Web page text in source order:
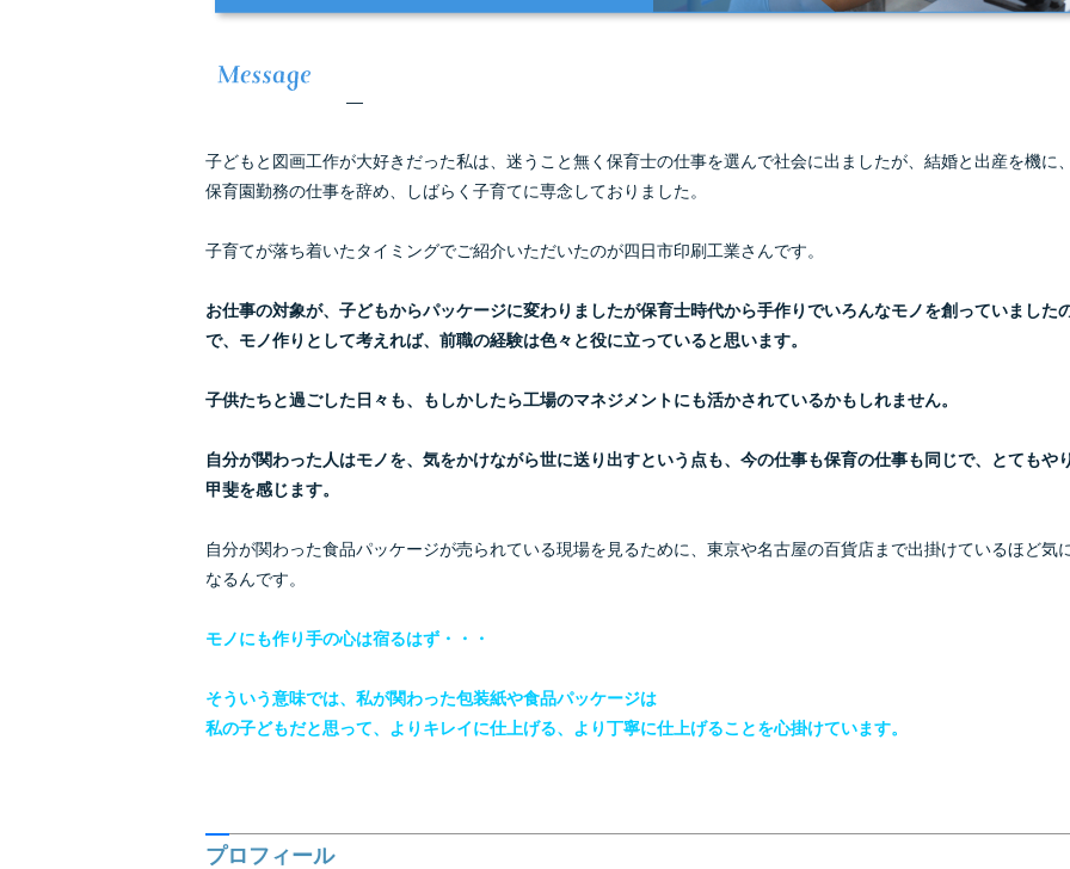
—
子どもと図画工作が大好きだった私は、迷うこと無く保育士の仕事を選んで社会に出ましたが、結婚と出産を機に
保育園勤務の仕事を辞め、しばらく子育てに専念しておりました。
子育てが落ち着いたタイミングでご紹介いただいたのが四日市印刷工業さんです。
お仕事の対象が、子どもからパッケージに変わりましたが保育士時代から手作りでいろんなモノを創っていました
で、 モノ作りとして考えれば、前職の経験は色々と役に立っていると思います。
子供たちと過ごした日々も、もしかしたら工場のマネジメントにも活かされているかもしれません。
自分が関わった人はモノを、気をかけながら世に送り出すという点も、 今の仕事も保育の仕事も同じで、とてもや
甲斐を感じます。
自分が関わった食品パッケージが売られている現場を見るために、東京や名古屋の百貨店まで出掛けているほど気
なるんです。
モノにも作り手の心は宿るはず・・・
そういう意味では、私が関わった包装紙や食品パッケージは
私の子どもだと思って、よりキレイに仕上げる、より丁寧に仕上げることを心掛けています。
プロフィール